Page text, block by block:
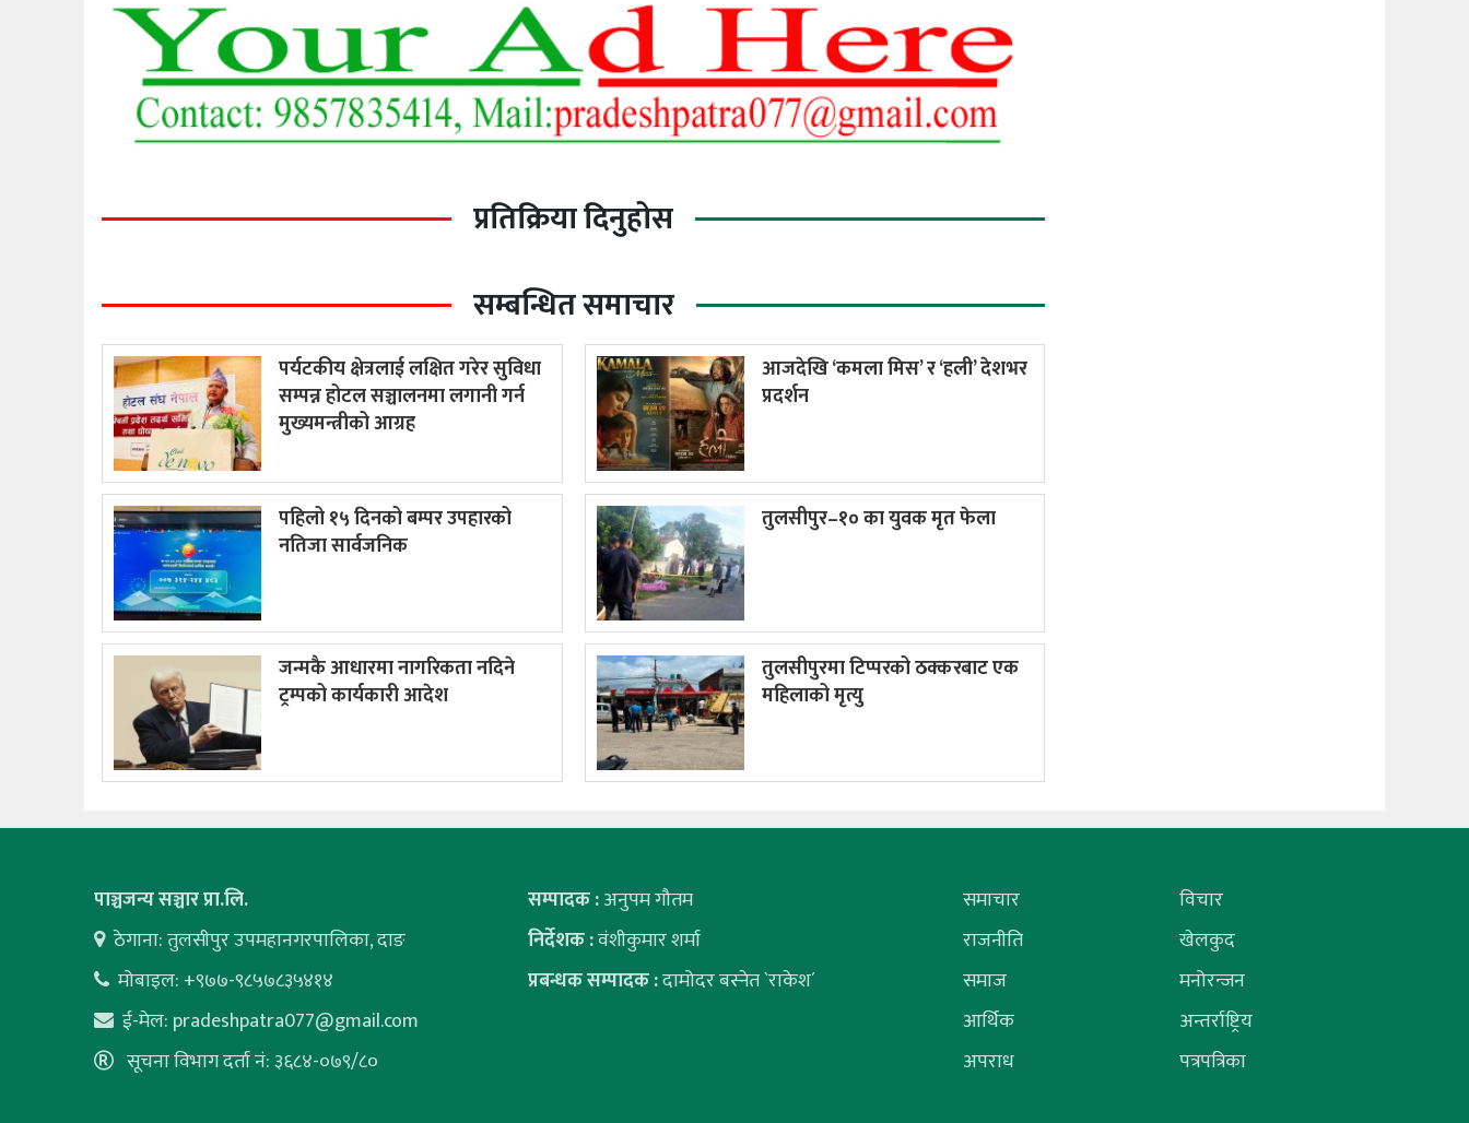
प्रतिक्रिया दिनुहोस
सम्बन्धित समाचार
पर्यटकीय क्षेत्रलाई लक्षित गरेर सुविधा
सम्पन्न होटल सञ्चालनमा लगानी गर्न
मुख्यमन्त्रीको आग्रह
आजदेखि ‘कमला मिस’ र ‘हली’ देशभर
प्रदर्शन
पहिलो १५ दिनको बम्पर उपहारको
नतिजा सार्वजनिक
तुलसीपुर–१० का युवक मृत फेला
जन्मकै आधारमा नागरिकता नदिने
ट्रम्पको कार्यकारी आदेश
तुलसीपुरमा टिप्परको ठक्करबाट एक
महिलाको मृत्यु
पाञ्चजन्य सञ्चार प्रा.लि.
ठेगाना: तुलसीपुर उपमहानगरपालिका, दाङ
मोबाइल: +९७७-९८५७८३५४१४
ई-मेल: pradeshpatra077@gmail.com
सूचना विभाग दर्ता नं: ३६८४-०७९/८०
सम्पादक :अनुपम गौतम
निर्देशक :वंशीकुमार शर्मा
प्रबन्धक सम्पादक :दामोदर बस्नेत `राकेश´
समाचार
राजनीति
समाज
आर्थिक
अपराध
विचार
खेलकुद
मनोरन्जन
अन्तर्राष्ट्रिय
पत्रपत्रिका